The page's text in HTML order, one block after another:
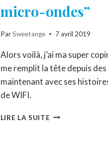
micro-ondes”
Par Sweetange 7 avril 2019
Alors voilà, j’ai ma super
me remplit la tête depuis des
maintenant avec ses
de WIFI.
LIRE LA SUITE J’AI